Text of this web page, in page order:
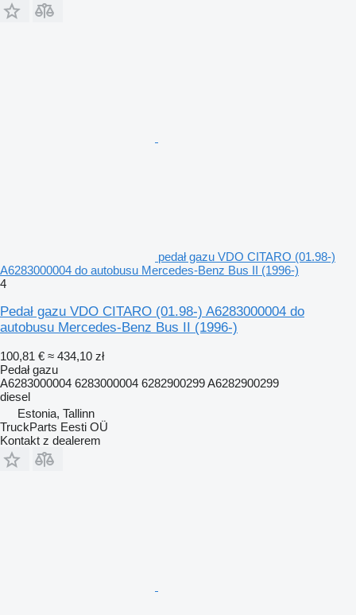
pedał gazu VDO CITARO (01.98-)
A6283000004 do autobusu Mercedes-Benz Bus II (1996-)
4
Pedał gazu VDO CITARO (01.98-) A6283000004 do
autobusu Mercedes-Benz Bus II (1996-)
100,81 € ≈ 434,10 zł
Pedał gazu
A6283000004 6283000004 6282900299 A6282900299
diesel
Estonia, Tallinn
TruckParts Eesti OÜ
Kontakt z dealerem